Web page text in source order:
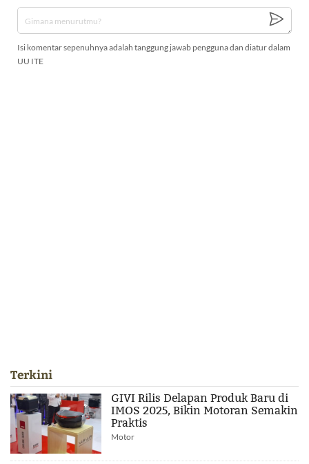
Isi komentar sepenuhnya adalah tanggung jawab pengguna dan diatur dalam
UU ITE
Terkini
GIVI Rilis Delapan Produk Baru di
IMOS 2025, Bikin Motoran Semakin
Praktis
Motor